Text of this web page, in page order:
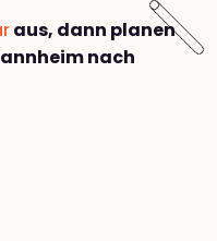
aus, dann planen
nach